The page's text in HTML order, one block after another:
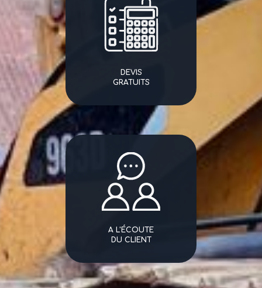
DEVIS
GRATUITS
A L'ÉCOUTE
DU CLIENT